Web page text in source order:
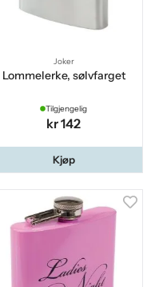
Joker
Lommelerke, sølvfarget
Tilgjengelig
kr 142
Kjøp